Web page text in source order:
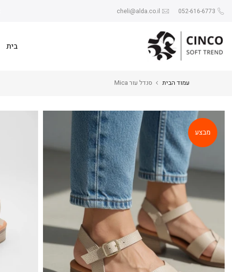
Skip
052-616-6773
cheli@alda.co.il
בית
עמוד הבית סנדל עור Mica
מבצע